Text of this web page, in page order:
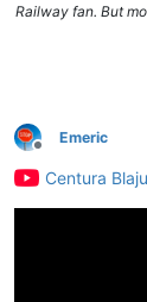
Railway fan. But
Deconectat
Emeric
Centura